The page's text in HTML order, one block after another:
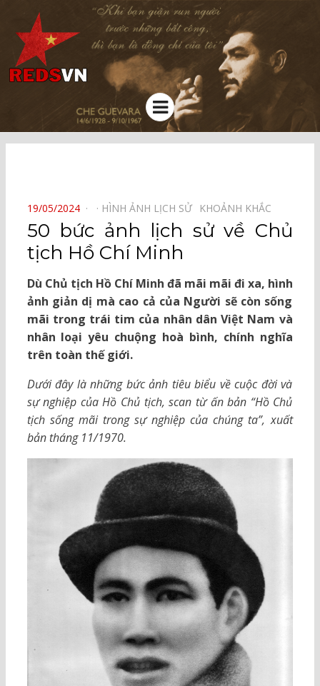
Kênh chia sẻ tri thức cộng đồng
Menu
POSTED
ON
19/05/2024 HÌNH ẢNH LỊCH SỬ⠀ KHOẢNH KHẮC⠀
50 bức ảnh lịch sử về Chủ
tịch Hồ Chí Minh
Dù Chủ tịch Hồ Chí Minh đã mãi mãi đi xa, hình
ảnh giản dị mà cao cả của Người sẽ còn sống
mãi trong trái tim của nhân dân Việt Nam và
nhân loại yêu chuộng hoà bình, chính nghĩa
trên toàn thế giới.
Dưới đây là những bức ảnh tiêu biểu về cuộc đời và
sự nghiệp của Hồ Chủ tịch, scan từ ấn bản “Hồ Chủ
tịch sống mãi trong sự nghiệp của chúng ta”, xuất
bản tháng 11/1970.